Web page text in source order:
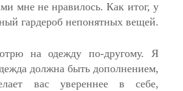
мне не нравилось. Как итог, у
гардероб непонятных вещей.
на одежду по-другому. Я
должна быть дополнением,
вас увереннее в себе,